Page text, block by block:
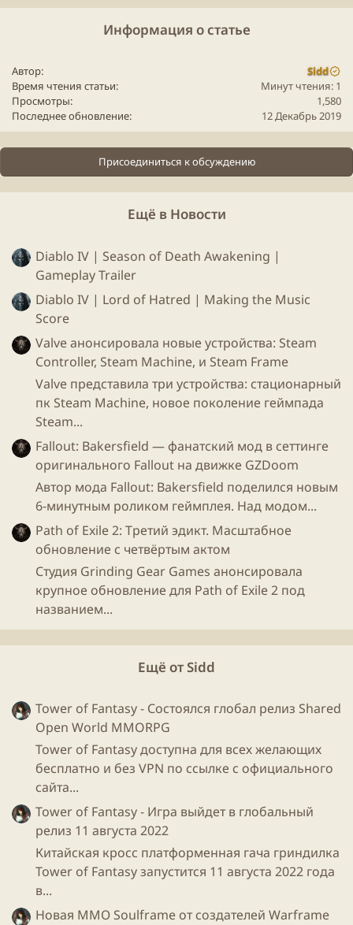
Информация о статье
Автор
Sidd
Время чтения статьи
Минут чтения: 1
Просмотры
1,580
Последнее обновление
12 Декабрь 2019
Присоединиться к обсуждению
Ещё в Новости
Diablo IV | Season of Death Awakening |
Gameplay Trailer
Diablo IV | Lord of Hatred | Making the Music
Score
Valve анонсировала новые устройства: Steam
Controller, Steam Machine, и Steam Frame
Valve представила три устройства: стационарный
пк Steam Machine, новое поколение геймпада
Steam...
Fallout: Bakersfield — фанатский мод в сеттинге
оригинального Fallout на движке GZDoom
Автор мода Fallout: Bakersfield поделился новым
6-минутным роликом геймплея. Над модом...
Path of Exile 2: Третий эдикт. Масштабное
обновление с четвёртым актом
Студия Grinding Gear Games анонсировала
крупное обновление для Path of Exile 2 под
названием...
Ещё от Sidd
Tower of Fantasy - Состоялся глобал релиз Shared
Open World MMORPG
Tower of Fantasy доступна для всех желающих
бесплатно и без VPN по ссылке с официального
сайта...
Tower of Fantasy - Игра выйдет в глобальный
релиз 11 августа 2022
Китайская кросс платформенная гача гриндилка
Tower of Fantasy запустится 11 августа 2022 года
в...
Новая ММО Soulframe от создателей Warframe